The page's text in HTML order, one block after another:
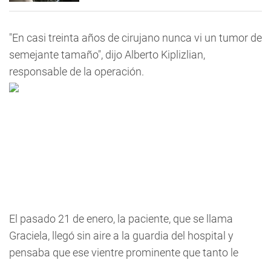
"En casi treinta años de cirujano nunca vi un tumor de
semejante tamaño", dijo Alberto Kiplizlian,
responsable de la operación.
El pasado 21 de enero, la paciente, que se llama
Graciela, llegó sin aire a la guardia del hospital y
pensaba que ese vientre prominente que tanto le